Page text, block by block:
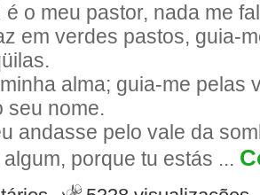
é o meu pastor, nada me
em verdes pastos, guia-
alma; guia-me pelas
seu nome.
andasse pelo vale da
porque tu estás ...